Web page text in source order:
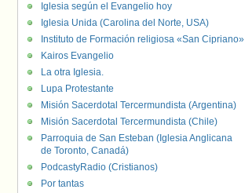
Iglesia según el Evangelio hoy
Iglesia Unida (Carolina del Norte, USA)
Instituto de Formación religiosa «San Cipriano»
Kairos Evangelio
La otra Iglesia.
Lupa Protestante
Misión Sacerdotal Tercermundista (Argentina)
Misión Sacerdotal Tercermundista (Chile)
Parroquia de San Esteban (Iglesia Anglicana
de Toronto, Canadá)
PodcastyRadio (Cristianos)
Por tantas